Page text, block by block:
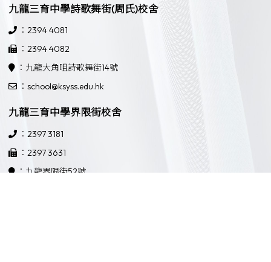
九龍三育中學詩歌舞街(周氏)校舍
：2394 4081
：2394 4082
：九龍大角咀詩歌舞街14號
：school@ksyss.edu.hk
九龍三育中學界限街校舍
：2397 3181
：2397 3631
：九龍界限街52號